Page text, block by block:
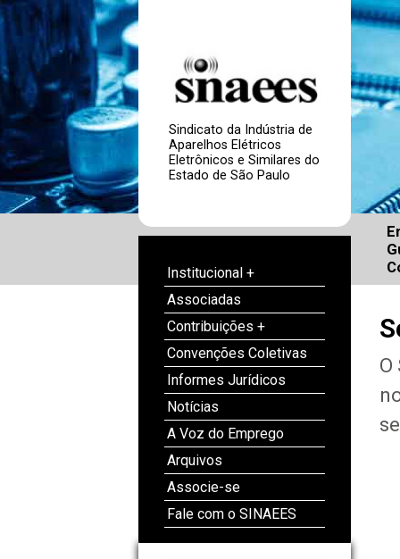
Sindicato da Indústria de
Aparelhos Elétricos
Eletrônicos e Similares do
Estado de São Paulo
Institucional +
Associadas
Contribuições +
Convenções Coletivas
Informes Jurídicos
Notícias
A Voz do Emprego
Arquivos
Associe-se
Fale com o SINAEES
O